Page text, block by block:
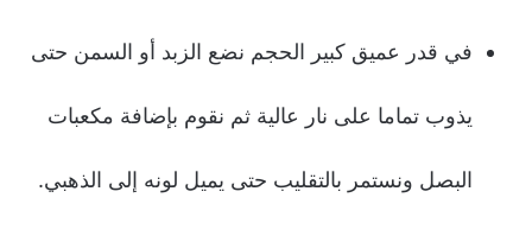
في قدر عميق كبير الحجم نضع الزبد أو السمن حتى
يذوب تماما على نار عالية ثم نقوم بإضافة مكعبات
البصل ونستمر بالتقليب حتى يميل لونه إلى الذهبي.